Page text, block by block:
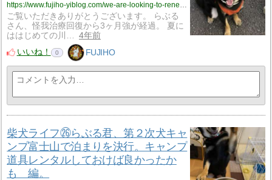
https://www.fujiho-yiblog.com/we-are-looking-to-renew-our-animal-insurance-policy-is-it-necessary/
ご覧いただきありがとうございます。 らぶる
さん、怪我治療回復から3ヶ月強が経過。 夏に
ははじめての川…
4年前
いいね！
0 FUJIHO
柴犬ライフ㉖らぶる君、第２次犬キャ
ンプ富士山で泊まりを決行。キャンプ
道具レンタルしておけば良かったか
も 編。